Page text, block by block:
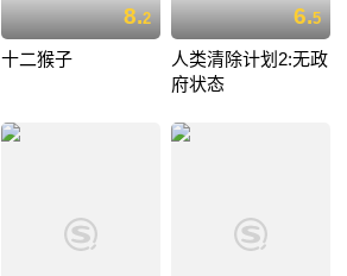
8.2
十二猴子
6.5
人类清除计划2:无政
府状态